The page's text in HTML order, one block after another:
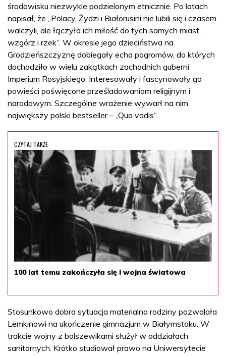
środowisku niezwykle podzielonym etnicznie. Po latach
napisał, że „Polacy, Żydzi i Białorusini nie lubili się i czasem
walczyli, ale łączyła ich miłość do tych samych miast,
wzgórz i rzek”. W okresie jego dzieciństwa na
Grodzieńszczyznę dobiegały echa pogromów, do których
dochodziło w wielu zakątkach zachodnich guberni
Imperium Rosyjskiego. Interesowały i fascynowały go
powieści poświęcone prześladowaniom religijnym i
narodowym. Szczególne wrażenie wywarł na nim
największy polski bestseller – „Quo vadis”.
CZYTAJ TAKŻE
100 lat temu zakończyła się I wojna światowa
Stosunkowo dobra sytuacja materialna rodziny pozwalała
Lemkinowi na ukończenie gimnazjum w Białymstoku. W
trakcie wojny z bolszewikami służył w oddziałach
sanitarnych. Krótko studiował prawo na Uniwersytecie